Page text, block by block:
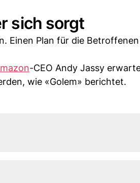
sich sorgt
Einen Plan für die
-CEO Andy Jassy
wie «Golem» berichtet.